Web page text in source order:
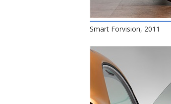
Smart Forvision, 2011